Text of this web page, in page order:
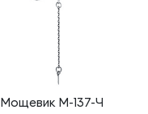
Мощевик М-137-Ч